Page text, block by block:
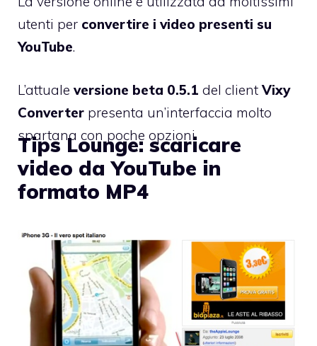
utenti per convertire i video presenti su
YouTube.
L’attuale versione beta 0.5.1 del clientVixy
Converter presenta un’interfaccia molto
spartana con poche opzioni.
Tips Lounge: scaricare
video da YouTube in
formato MP4